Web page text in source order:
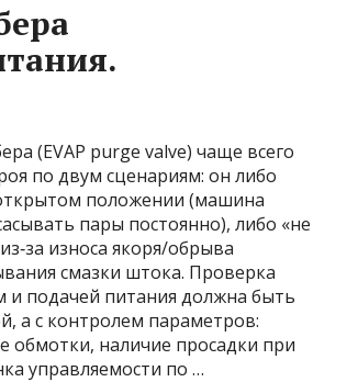
(EVAP purge valve) чаще всего
по двум сценариям: он либо
положении (машина
пары постоянно), либо «не
износа якоря/обрыва
смазки штока. Проверка
и подачей питания должна быть
а с контролем параметров:
обмотки, наличие просадки при
управляемости по …